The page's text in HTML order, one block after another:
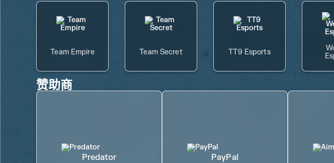
Team Empire Team Secret TT9 Esports
赞助商
Predator PayPal